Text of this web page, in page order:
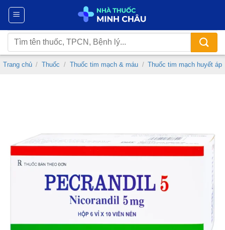
Chuyển
nội
dung
Tìm
kiếm:
Trang chủ / Thuốc / Thuốc tim mạch & máu / Thuốc tim mạch huyết áp